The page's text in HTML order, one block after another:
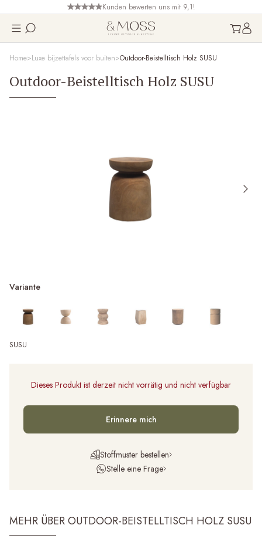
Kunden bewerten uns mit 9,1!
Home Luxe bijzettafels voor buiten Outdoor-Beistelltisch Holz SUSU
Outdoor-Beistelltisch Holz SUSU
Variante
SUSU
Dieses Produkt ist derzeit nicht vorrätig und nicht verfügbar
Erinnere mich
Stoffmuster bestellen
Stelle eine Frage
MEHR ÜBER OUTDOOR-BEISTELLTISCH HOLZ SUSU